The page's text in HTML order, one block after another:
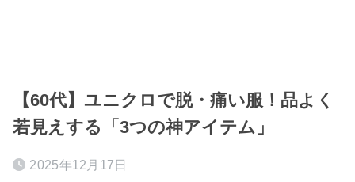
【60代】ユニクロで脱・痛い服！品よく
若見えする「3つの神アイテム」
2025年12月17日